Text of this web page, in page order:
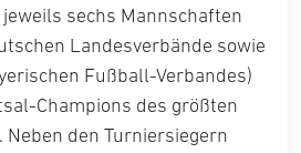
sechs Mannschaften
Landesverbände sowie
Fußball-Verbandes)
Champions des größten
Neben den Turniersiegern